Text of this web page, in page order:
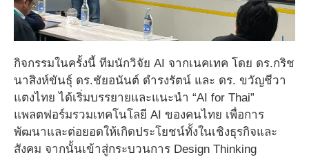
กิจกรรมในครั้งนี้ ทีมนักวิจัย AI จากเนคเทค โดย ดร.กริช
นาสิงห์ขันธุ์ ดร.ชัยอนันต์ ดำรงรัตน์ และ ดร. ขวัญชีวา
แตงไทย ได้เริ่มบรรยายและแนะนำ “AI for Thai”
แพลตฟอร์มรวมเทคโนโลยี AI ของคนไทย เพื่อการ
พัฒนาและต่อยอดให้เกิดประโยชน์ทั้งในเชิงธุรกิจและ
สังคม จากนั้นเข้าสู่กระบวนการ Design Thinking